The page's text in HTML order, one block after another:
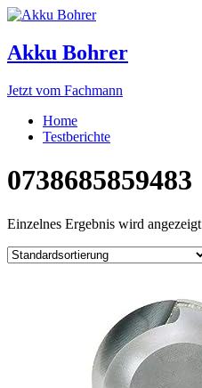
Akku Bohrer
Jetzt vom Fachmann
Home
Testberichte
0738685859483
Einzelnes Ergebnis wird angezeigt